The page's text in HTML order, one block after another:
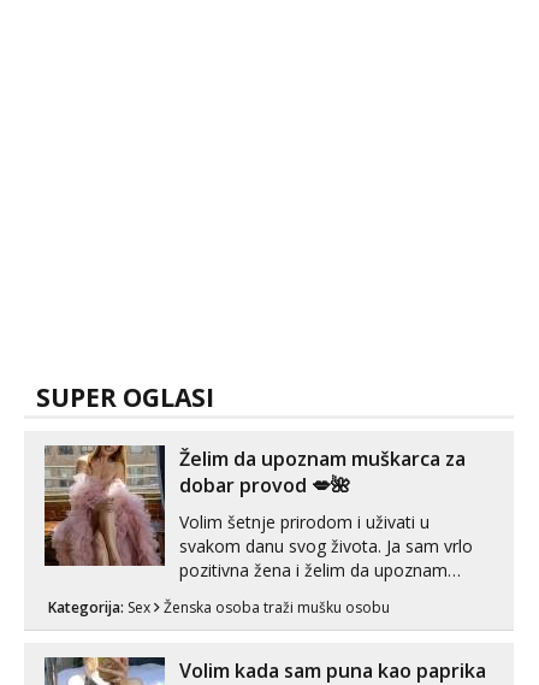
SUPER OGLASI
Želim da upoznam muškarca za
dobar provod 💋🌺
Volim šetnje prirodom i uživati u
svakom danu svog života. Ja sam vrlo
pozitivna žena i želim da upoznam
može i nešto više.💋🌺 Klikni na link
Kategorija: Sex Ženska osoba traži mušku osobu
Volim kada sam puna kao paprika